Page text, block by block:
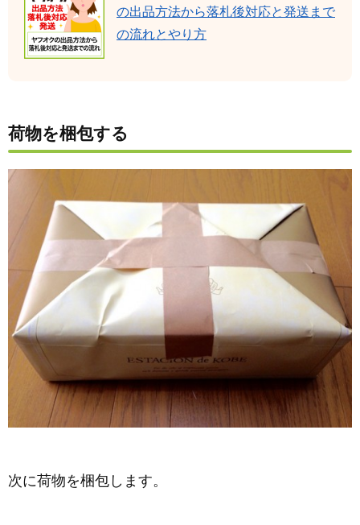
の出品方法から落札後対応と発送まで
の流れとやり方
荷物を梱包する
次に荷物を梱包します。